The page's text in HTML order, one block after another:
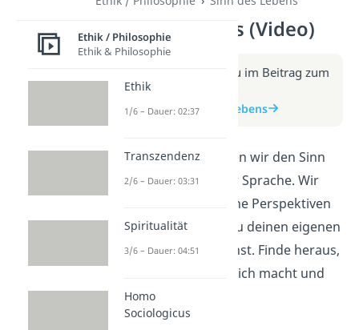
Sinn des Lebens (Video)
Weitere Infos erhältst du im Beitrag zum
Video
zum Beitrag: Sinn des Lebens
In diesem Video erklären wir den Sinn
des Lebens in einfacher Sprache. Wir
diskutieren verschiedene Perspektiven
und geben Tipps, wie du deinen eigenen
Lebenssinn finden kannst. Finde heraus,
was dich wirklich glücklich macht und
erfüllt!
Ethik / Philosophie
Ethik & Philosophie
Ethik
1/6 – Dauer: 02:37
Transzendenz
2/6 – Dauer: 03:31
Spiritualität
3/6 – Dauer: 04:51
Homo
Sociologicus